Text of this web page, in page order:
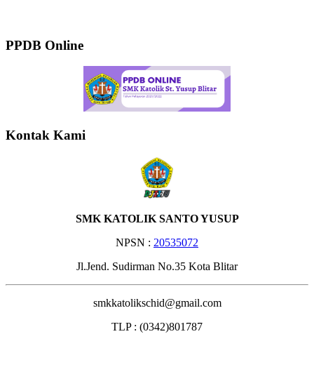
PPDB Online
Kontak Kami
SMK KATOLIK SANTO YUSUP
NPSN : 20535072
Jl.Jend. Sudirman No.35 Kota Blitar
smkkatolikschid@gmail.com
TLP : (0342)801787